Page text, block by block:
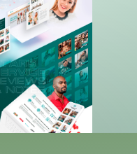
Naturopat